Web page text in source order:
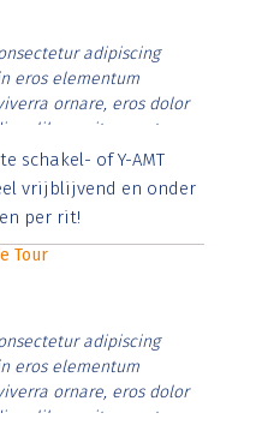
adipiscing
eros elementum
ornare, eros dolor
libero vitae erat.
id rutrum lorem
tristique posuere.
schakel- of Y-AMT
vrijblijvend en onder
per rit!
Tour
adipiscing
eros elementum
ornare, eros dolor
libero vitae erat.